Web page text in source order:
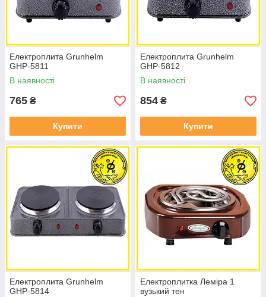
Електроплита Grunhelm
GHP-5811
В наявності
765 ₴
Купити
Електроплита Grunhelm
GHP-5812
В наявності
854 ₴
Купити
Електроплита Grunhelm
GHP-5814
Електроплитка Леміра 1
вузький тен